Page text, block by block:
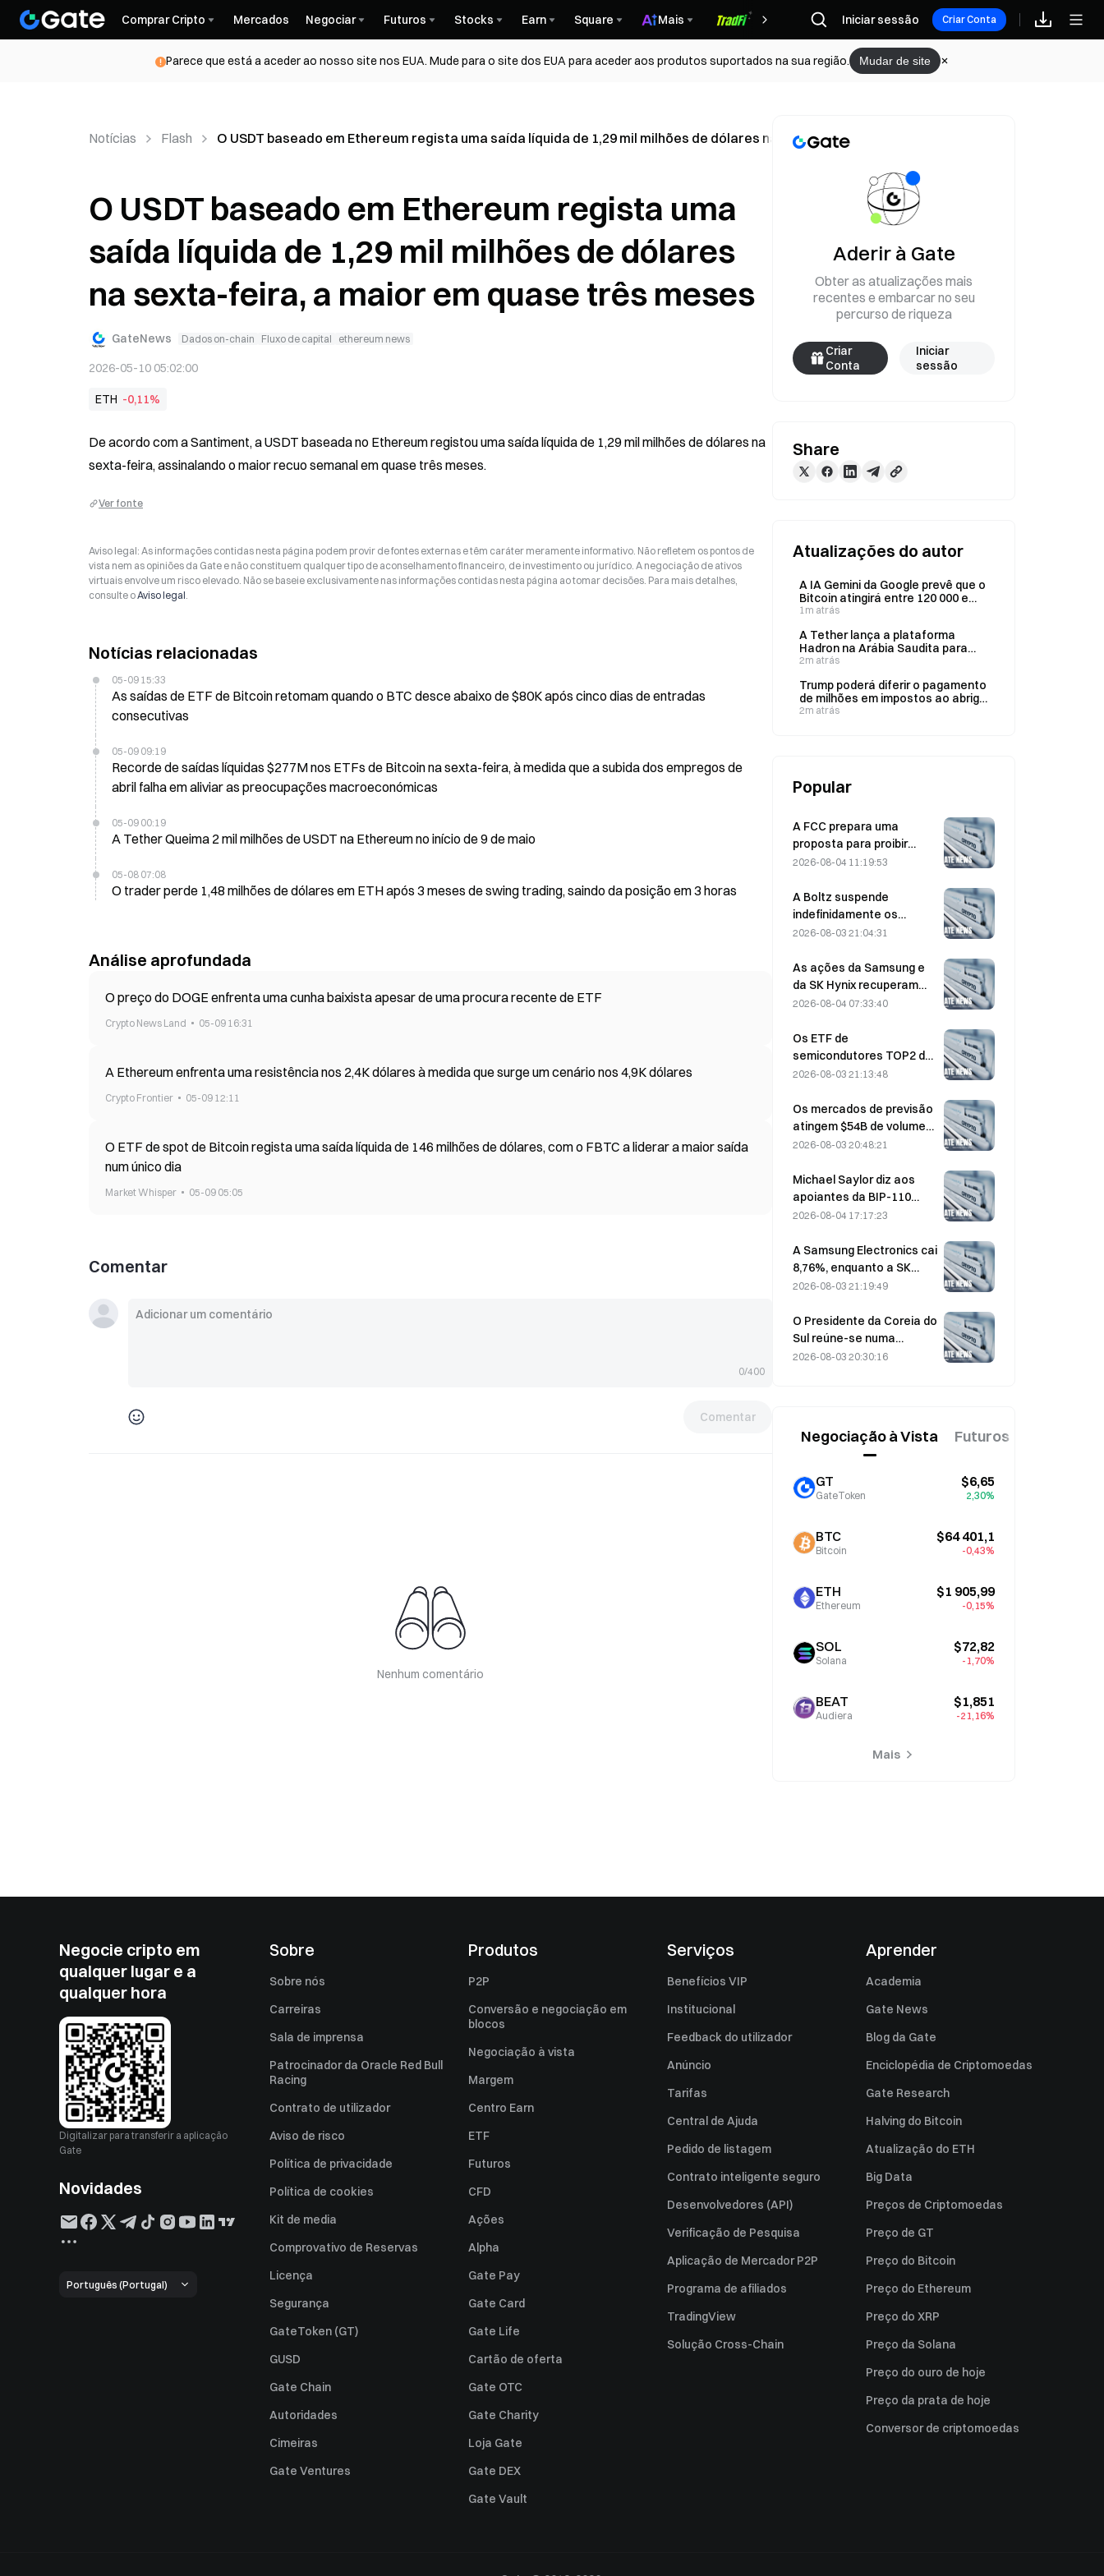
Comprar Cripto Mercados Negociar Futuros Stocks Earn Square Mais Recompensas
Iniciar sessão Criar Conta
Parece que está a aceder ao nosso site nos EUA. Mude para o site dos EUA para aceder aos produtos suportados na sua região. Mudar de site
Notícias Flash O USDT baseado em Ethereum regista uma saída líquida de 1,29 mil milhões de dólares na sexta-feira, a maior em quase três meses
O USDT baseado em Ethereum regista uma
saída líquida de 1,29 mil milhões de dólares
na sexta-feira, a maior em quase três meses
GateNews Dados on-chain Fluxo de capital ethereum news
2026-05-10 05:02:00
ETH -0,11%
De acordo com a Santiment, a USDT baseada no Ethereum registou uma saída líquida de 1,29 mil milhões de dólares na
sexta-feira, assinalando o maior recuo semanal em quase três meses.
Ver fonte
Aviso legal: As informações contidas nesta página podem provir de fontes externas e têm caráter meramente informativo. Não refletem os pontos de
vista nem as opiniões da Gate e não constituem qualquer tipo de aconselhamento financeiro, de investimento ou jurídico. A negociação de ativos
virtuais envolve um risco elevado. Não se baseie exclusivamente nas informações contidas nesta página ao tomar decisões. Para mais detalhes,
consulte oAviso legal.
Notícias relacionadas
05-09 15:33
As saídas de ETF de Bitcoin retomam quando o BTC desce abaixo de $80K após cinco dias de entradas
consecutivas
05-09 09:19
Recorde de saídas líquidas $277M nos ETFs de Bitcoin na sexta-feira, à medida que a subida dos empregos de
abril falha em aliviar as preocupações macroeconómicas
05-09 00:19
A Tether Queima 2 mil milhões de USDT na Ethereum no início de 9 de maio
05-08 07:08
O trader perde 1,48 milhões de dólares em ETH após 3 meses de swing trading, saindo da posição em 3 horas
Análise aprofundada
O preço do DOGE enfrenta uma cunha baixista apesar de uma procura recente de ETF
Crypto News Land 05-09 16:31
A Ethereum enfrenta uma resistência nos 2,4K dólares à medida que surge um cenário nos 4,9K dólares
Crypto Frontier 05-09 12:11
O ETF de spot de Bitcoin regista uma saída líquida de 146 milhões de dólares, com o FBTC a liderar a maior saída
num único dia
Market Whisper 05-09 05:05
Comentar
0/400
Comentar
Nenhum comentário
Aderir à Gate
Obter as atualizações mais
recentes e embarcar no seu
percurso de riqueza
Criar
Conta
Iniciar
sessão
Share
Atualizações do autor
A IA Gemini da Google prevê que o
Bitcoin atingirá entre 120 000 e
150 000 dólares até ao final de
1m atrás
A Tether lança a plataforma
Hadron na Arábia Saudita para
tokenizar imóveis institucionais
2m atrás
Trump poderá diferir o pagamento
de milhões em impostos ao abrigo
das disposições éticas da
2m atrás
Popular
A FCC prepara uma
proposta para proibir
módulos ópticos chineses
dados; a Xinyuan enfrenta
um impacto de 27% na
quota de mercado
2026-08-04 11:19:53
A Boltz suspende
indefinidamente os
serviços da ponte Bitcoin
assistidos por IA
2026-08-03 21:04:31
As ações da Samsung e
da SK Hynix recuperam
das perdas de 5% graças
investidores particulares
2026-08-04 07:33:40
Os ETF de
semicondutores TOP2 da
Coreia do Sul caem 36%
que as entradas se
invertem
2026-08-03 21:13:48
Os mercados de previsão
atingem $54B de volume
em julho, à medida que o
impulsiona a negociação
2026-08-03 20:48:21
Michael Saylor diz aos
apoiantes da BIP-110
para «recuarem»
mineradores estagna nos
2,70%
2026-08-04 17:17:23
A Samsung Electronics cai
8,76%, enquanto a SK
Hynix desce 8,79% a 4 de
julho.
2026-08-03 21:19:49
O Presidente da Coreia do
Sul reúne-se numa
reunião de emergência de
2026-08-03 20:30:16
Negociação à Vista Futuros
GT
GateToken
$6,65
2,30%
BTC
Bitcoin
$64 401,1
-0,43%
ETH
Ethereum
$1 905,99
-0,15%
SOL
Solana
$72,82
-1,70%
BEAT
Audiera
$1,851
-21,16%
Mais
Negocie cripto em
qualquer lugar e a
qualquer hora
Digitalizar para transferir a aplicação
Gate
Novidades
Português (Portugal)
Sobre
Sobre nós
Carreiras
Sala de imprensa
Patrocinador da Oracle Red Bull
Racing
Contrato de utilizador
Aviso de risco
Política de privacidade
Política de cookies
Kit de media
Comprovativo de Reservas
Licença
Segurança
GateToken (GT)
GUSD
Gate Chain
Autoridades
Cimeiras
Gate Ventures
Produtos
P2P
Conversão e negociação em
blocos
Negociação à vista
Margem
Centro Earn
ETF
Futuros
CFD
Ações
Alpha
Gate Pay
Gate Card
Gate Life
Cartão de oferta
Gate OTC
Gate Charity
Loja Gate
Gate DEX
Gate Vault
Serviços
Benefícios VIP
Institucional
Feedback do utilizador
Anúncio
Tarifas
Central de Ajuda
Pedido de listagem
Contrato inteligente seguro
Desenvolvedores (API)
Verificação de Pesquisa
Aplicação de Mercador P2P
Programa de afiliados
TradingView
Solução Cross-Chain
Aprender
Academia
Gate News
Blog da Gate
Enciclopédia de Criptomoedas
Gate Research
Halving do Bitcoin
Atualização do ETH
Big Data
Preços de Criptomoedas
Preço de GT
Preço do Bitcoin
Preço do Ethereum
Preço do XRP
Preço da Solana
Preço do ouro de hoje
Preço da prata de hoje
Conversor de criptomoedas